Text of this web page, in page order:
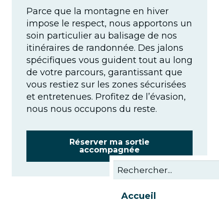
Accueil
Parce que la montagne en hiver
impose le respect, nous apportons un
soin particulier au balisage de nos
itinéraires de randonnée. Des jalons
spécifiques vous guident tout au long
de votre parcours, garantissant que
vous restiez sur les zones sécurisées
et entretenues. Profitez de l’évasion,
nous nous occupons du reste.
Réserver ma sortie
accompagnée